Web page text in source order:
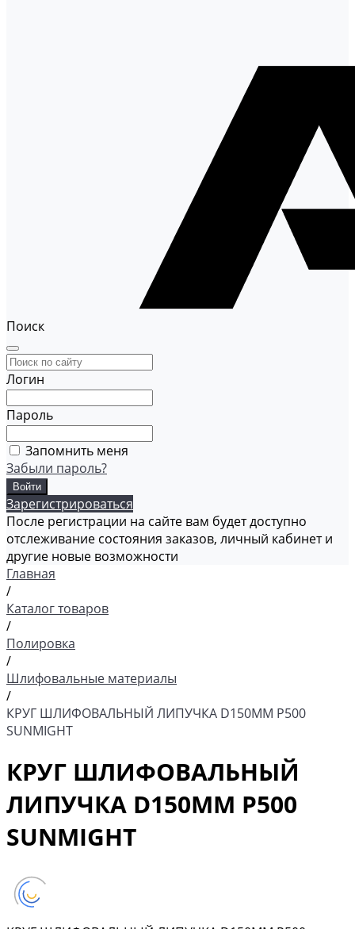
Поиск
Логин
Пароль
Запомнить меня
Забыли пароль?
Зарегистрироваться
После регистрации на сайте вам будет доступно
отслеживание состояния заказов, личный кабинет и
другие новые возможности
Главная
/
Каталог товаров
/
Полировка
/
Шлифовальные материалы
/
КРУГ ШЛИФОВАЛЬНЫЙ ЛИПУЧКА D150MM P500
SUNMIGHT
КРУГ ШЛИФОВАЛЬНЫЙ
ЛИПУЧКА D150MM P500
SUNMIGHT